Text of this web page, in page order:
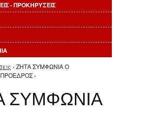
- ΠΡΟΚΗΡΥΞΕΙΣ
› ΖΗΤΑ ΣΥΜΦΩΝΙΑ Ο
›
ΣΥΜΦΩΝΙΑ